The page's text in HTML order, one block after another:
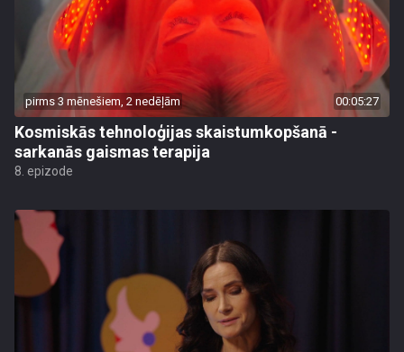
pirms 3 mēnešiem, 2 nedēļām 00:05:27
Kosmiskās tehnoloģijas skaistumkopšanā -
sarkanās gaismas terapija
8. epizode